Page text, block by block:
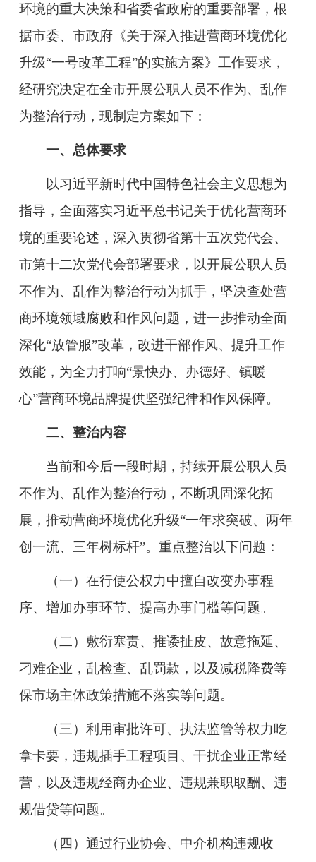
环境的重大决策和省委省政府的重要部署，根
据市委、市政府《关于深入推进营商环境优化
升级“一号改革工程”的实施方案》工作要求，
经研究决定在全市开展公职人员不作为、乱作
为整治行动，现制定方案如下：
一、总体要求
以习近平新时代中国特色社会主义思想为
指导，全面落实习近平总书记关于优化营商环
境的重要论述，深入贯彻省第十五次党代会、
市第十二次党代会部署要求，以开展公职人员
不作为、乱作为整治行动为抓手，坚决查处营
商环境领域腐败和作风问题，进一步推动全面
深化“放管服”改革， 改进干部作风、提升工作
效能，为全力打响“景快办、办德好、镇暖
心”营商环境品牌提供坚强纪律和作风保障。
二、整治内容
当前和今后一段时期，持续开展公职人员
不作为、乱作为整治行动，不断巩固深化拓
展，推动营商环境优化升级“一年求突破、两年
创一流、三年树标杆”。重点整治以下问题：
（一）在行使公权力中擅自改变办事程
序、增加办事环节、提高办事门槛等问题。
（二）敷衍塞责、推诿扯皮、故意拖延、
刁难企业，乱检查、乱罚款，以及减税降费等
保市场主体政策措施不落实等问题。
（三）利用审批许可、执法监管等权力吃
拿卡要，违规插手工程项目、干扰企业正常经
营，以及违规经商办企业、违规兼职取酬、违
规借贷等问题。
（四）通过行业协会、中介机构违规收